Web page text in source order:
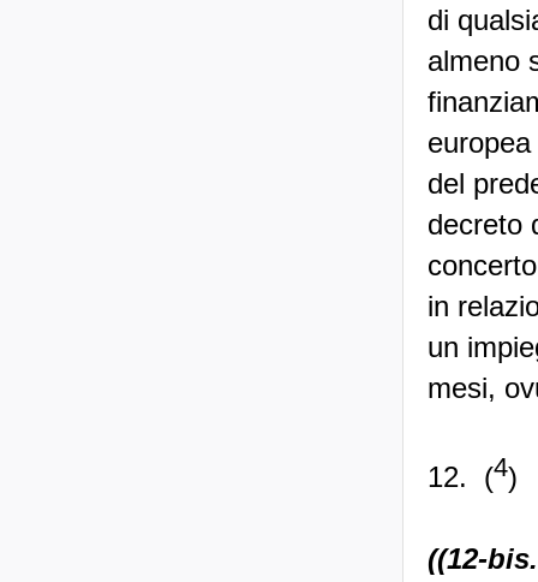
di
almeno
del
decreto
in
un
mesi,
12. (4)
((12-